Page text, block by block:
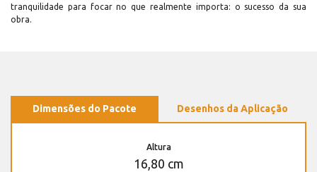
tranquilidade para focar no que realmente importa: o sucesso da sua
obra.
Dimensões do Pacote Desenhos da Aplicação
Altura
16,80 cm